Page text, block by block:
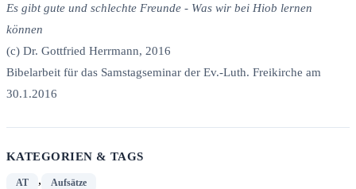
Es gibt gute und schlechte Freunde - Was wir bei Hiob lernen
können
(c) Dr. Gottfried Herrmann, 2016
Bibelarbeit für das Samstagseminar der Ev.-Luth. Freikirche am
30.1.2016
KATEGORIEN & TAGS
AT , Aufsätze